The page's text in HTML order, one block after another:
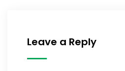
Leave a Reply